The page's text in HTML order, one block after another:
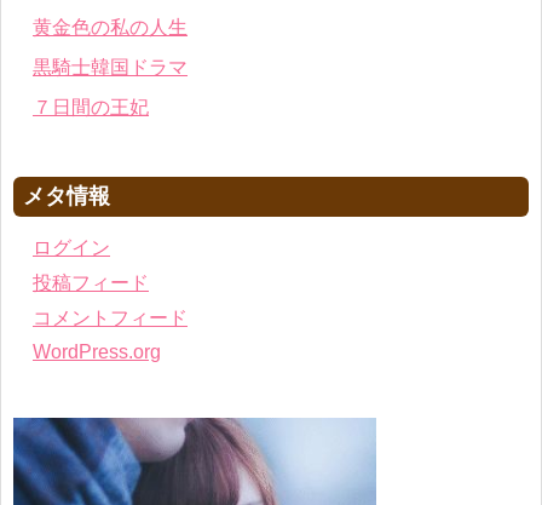
黄金色の私の人生
黒騎士韓国ドラマ
７日間の王妃
メタ情報
ログイン
投稿フィード
コメントフィード
WordPress.org